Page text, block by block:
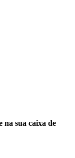
na sua caixa de